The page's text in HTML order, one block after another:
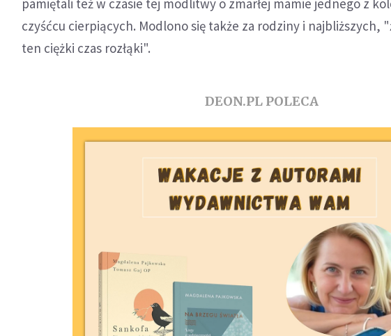
czyśćcu cierpiących. Modlono się także za rodziny i najbliższych,
ten ciężki czas rozłąki".
DEON.PL POLECA